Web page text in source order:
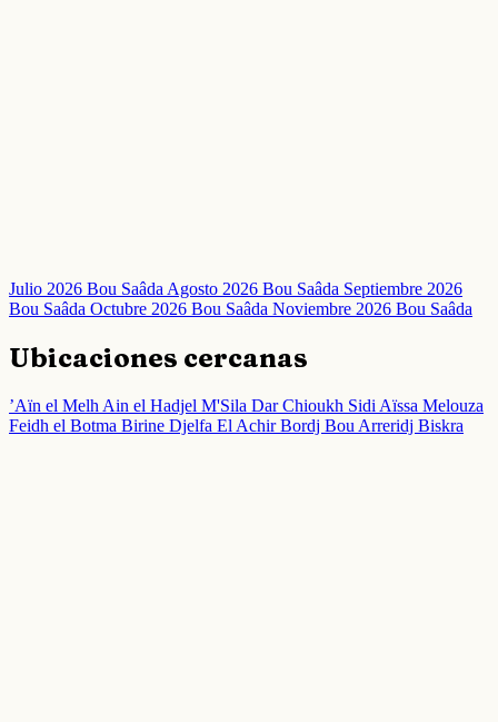
Julio 2026 Bou SaâdaAgosto 2026 Bou Saâda Septiembre 2026
Bou Saâda Octubre 2026 Bou Saâda Noviembre 2026 Bou Saâda
Ubicaciones cercanas
’Aïn el Melh Ain el Hadjel M'Sila Dar Chioukh Sidi Aïssa Melouza
Feidh el Botma Birine Djelfa El AchirBordj Bou Arreridj Biskra